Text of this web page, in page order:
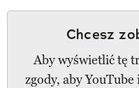
Chcesz
Aby wyświetlić tę
zgody, aby